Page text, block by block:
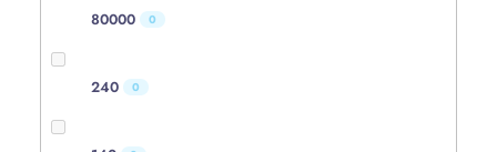
80000 0
240 0